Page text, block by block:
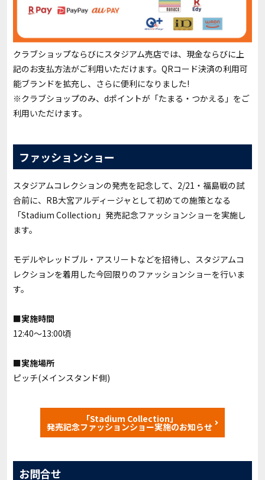
クラブショップならびにスタジアム売店では、現金ならびに上
記のお支払方法がご利用いただけます。QRコード決済の利用可
能ブランドを拡充し、さらに便利になりました!
※クラブショップのみ、dポイントが「たまる・つかえる」をご
利用いただけます。
ファッションショー
スタジアムコレクションの発売を記念して、2/21・福島戦の試
合前に、RB大宮アルディージャとして初めての施策となる
「Stadium Collection」発売記念ファッションショーを実施し
ます。
モデルやレッドブル・アスリートなどを招待し、スタジアムコ
レクションを着用した今回限りのファッションショーを行いま
す。
■実施時間
12:40〜13:00頃
■実施場所
ピッチ(メインスタンド側)
「Stadium Collection」
発売記念ファッションショー実施のお知らせ
お問合せ